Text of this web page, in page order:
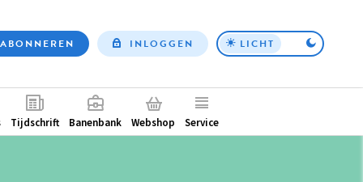
Top
ABONNEREN INLOGGEN LICHT
Tijdschrift Banenbank Webshop Service